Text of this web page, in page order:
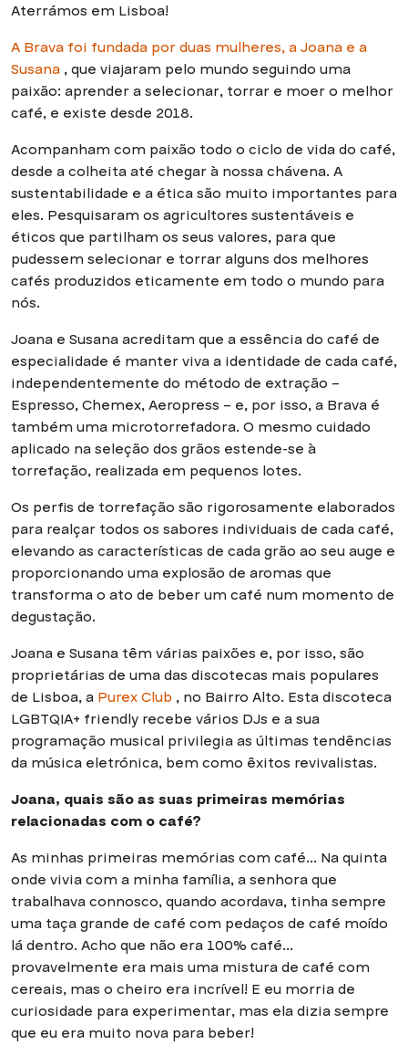
Aterrámos em Lisboa!
A Brava foi fundada por duas mulheres, a Joana e a
Susana , que viajaram pelo mundo seguindo uma
paixão: aprender a selecionar, torrar e moer o melhor
café, e existe desde 2018.
Acompanham com paixão todo o ciclo de vida do café,
desde a colheita até chegar à nossa chávena. A
sustentabilidade e a ética são muito importantes para
eles. Pesquisaram os agricultores sustentáveis e
éticos que partilham os seus valores, para que
pudessem selecionar e torrar alguns dos melhores
cafés produzidos eticamente em todo o mundo para
nós.
Joana e Susana acreditam que a essência do café de
especialidade é manter viva a identidade de cada café,
independentemente do método de extração –
Espresso, Chemex, Aeropress – e, por isso, a Brava é
também uma microtorrefadora. O mesmo cuidado
aplicado na seleção dos grãos estende-se à
torrefação, realizada em pequenos lotes.
Os perfis de torrefação são rigorosamente elaborados
para realçar todos os sabores individuais de cada café,
elevando as características de cada grão ao seu auge e
proporcionando uma explosão de aromas que
transforma o ato de beber um café num momento de
degustação.
Joana e Susana têm várias paixões e, por isso, são
proprietárias de uma das discotecas mais populares
de Lisboa, a Purex Club , no Bairro Alto. Esta discoteca
LGBTQIA+ friendly recebe vários DJs e a sua
programação musical privilegia as últimas tendências
da música eletrónica, bem como êxitos revivalistas.
Joana, quais são as suas primeiras memórias
relacionadas com o café?
As minhas primeiras memórias com café... Na quinta
onde vivia com a minha família, a senhora que
trabalhava connosco, quando acordava, tinha sempre
uma taça grande de café com pedaços de café moído
lá dentro. Acho que não era 100% café...
provavelmente era mais uma mistura de café com
cereais, mas o cheiro era incrível! E eu morria de
curiosidade para experimentar, mas ela dizia sempre
que eu era muito nova para beber!